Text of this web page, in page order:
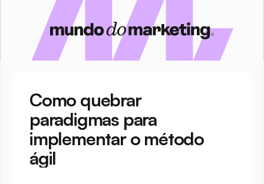
Como quebrar
paradigmas para
implementar o método
ágil